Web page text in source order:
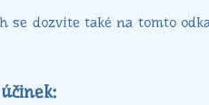
se dozvíte také na tomto